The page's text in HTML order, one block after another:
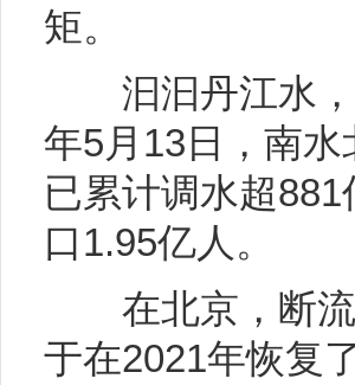
矩。
汩汩丹江水，
年5月13日，南
已累计调水超
口1.95亿人。
在北京，断流
于在2021年恢复